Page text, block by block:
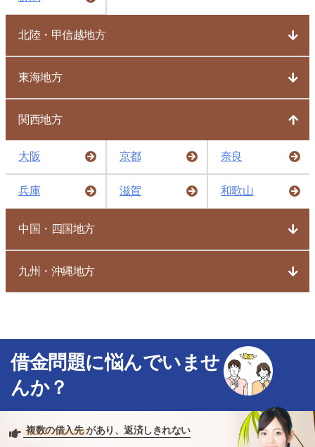
北陸・甲信越地方
東海地方
関西地方
大阪 京都 奈良
兵庫 滋賀 和歌山
中国・四国地方
九州・沖縄地方
借金問題に悩んでいませ
んか？
複数の借入先 があり、返済しきれない